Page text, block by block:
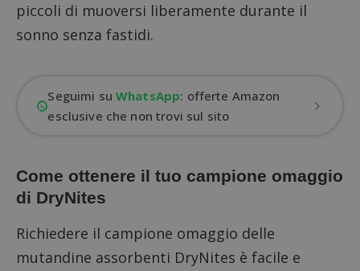
piccoli di muoversi liberamente durante il
sonno senza fastidi.
Seguimi suWhatsApp: offerte Amazon
esclusive che non trovi sul sito
Come ottenere il tuo campione omaggio
di DryNites
Richiedere il campione omaggio delle
mutandine assorbenti DryNites è facile e